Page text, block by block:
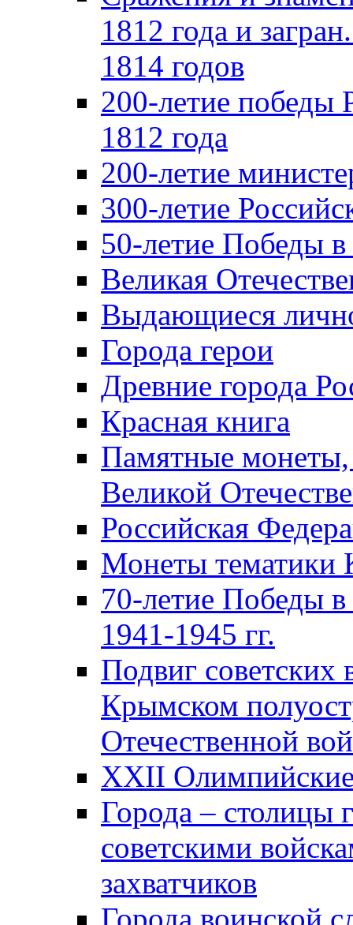
1812 года и
1814 годов
200-летие победы
1812 года
200-летие
300-летие
50-летие Победы
Великая
Выдающиеся
Города герои
Древние города
Красная книга
Памятные
Великой
Российская
Монеты тематики
70-летие Победы
1941-1945 гг.
Подвиг советских
Крымском
Отечественной
XXII
Города – столицы
советскими
захватчиков
Города воинской